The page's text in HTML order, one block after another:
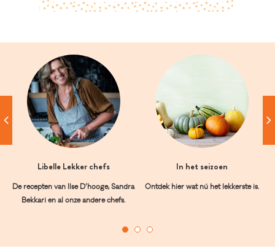
Libelle Lekker chefs
De recepten van Ilse D’hooge, Sandra
Bekkari en al onze andere chefs.
In het seizoen
Ontdek hier wat nú het lekkerste is.